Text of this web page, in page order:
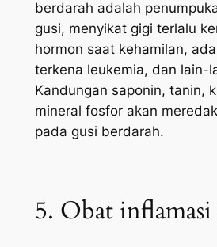
berdarah adalah
gusi, menyikat gigi terlalu
hormon saat kehamilan,
terkena leukemia, dan lain-
Kandungan saponin, tanin,
mineral fosfor akan
pada gusi berdarah.
5. Obat